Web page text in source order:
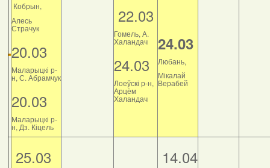
Кобрын,
Алесь
Страчук
20.03
Маларыцкі р-
н, С. Абрамчук
20.03
Маларыцкі р-
н, Дз. Кіцель
22.03
Гомель, А.
Халандач
24.03
Лоеўскі р-н,
Арцём
Халандач
24.03
Любань,
Мікалай
Верабей
25.03 14.04